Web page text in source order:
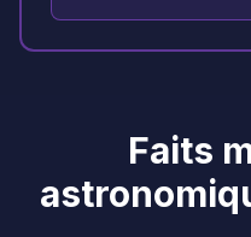
Faits